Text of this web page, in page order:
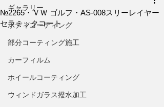
ギャラリー
ボディコーティング
部分コーティング施工
カーフィルム
ホイールコーティング
ウィンドガラス撥水加工
№2265・ＶＷ ゴルフ・AS-008スリーレイヤー
セラミックコート